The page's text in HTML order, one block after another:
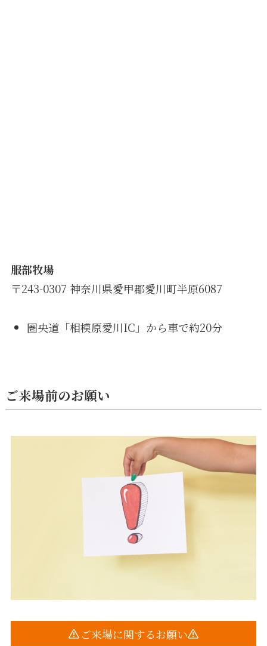
服部牧場
〒243-0307 神奈川県愛甲郡愛川町半原6087
圏央道「相模原愛川IC」から車で約20分
ご来場前のお願い
ご来場に関するお願い